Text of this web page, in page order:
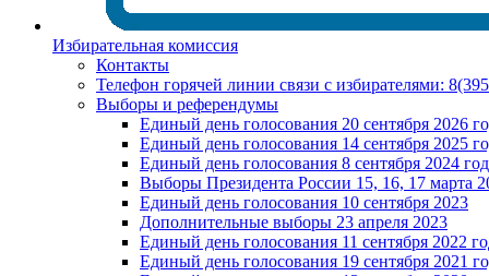
Избирательная комиссия
Контакты
Телефон горячей линии связи с избирателями:
Выборы и референдумы
Единый день голосования 20 сентября 2026
Единый день голосования 14 сентября 2025
Единый день голосования 8 сентября 2024
Выборы Президента России 15, 16, 17 марта
Единый день голосования 10 сентября 2023
Дополнительные выборы 23 апреля 2023
Единый день голосования 11 сентября 2022
Единый день голосования 19 сентября 2021